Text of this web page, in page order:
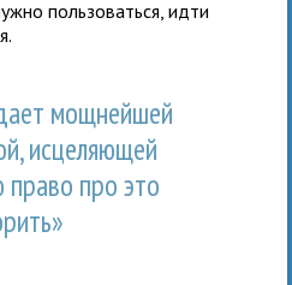
пользоваться, идти
мощнейшей
исцеляющей
право про это